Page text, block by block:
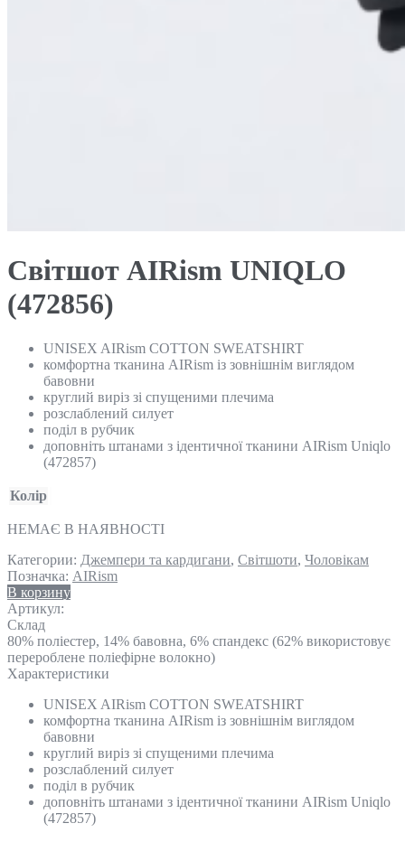
Світшот AIRism UNIQLO
(472856)
UNISEX AIRism COTTON SWEATSHIRT
комфортна тканина AIRism із зовнішнім виглядом
бавовни
круглий виріз зі спущеними плечима
розслаблений силует
поділ в рубчик
доповніть штанами з ідентичної тканини AIRism Uniqlo
(472857)
Колір
НЕМАЄ В НАЯВНОСТІ
Категории: Джемпери та кардигани, Світшоти, Чоловікам
Позначка: AIRism
В корзину
Артикул:
Склад
80% поліестер, 14% бавовна, 6% спандекс (62% використовує
перероблене поліефірне волокно)
Характеристики
UNISEX AIRism COTTON SWEATSHIRT
комфортна тканина AIRism із зовнішнім виглядом
бавовни
круглий виріз зі спущеними плечима
розслаблений силует
поділ в рубчик
доповніть штанами з ідентичної тканини AIRism Uniqlo
(472857)